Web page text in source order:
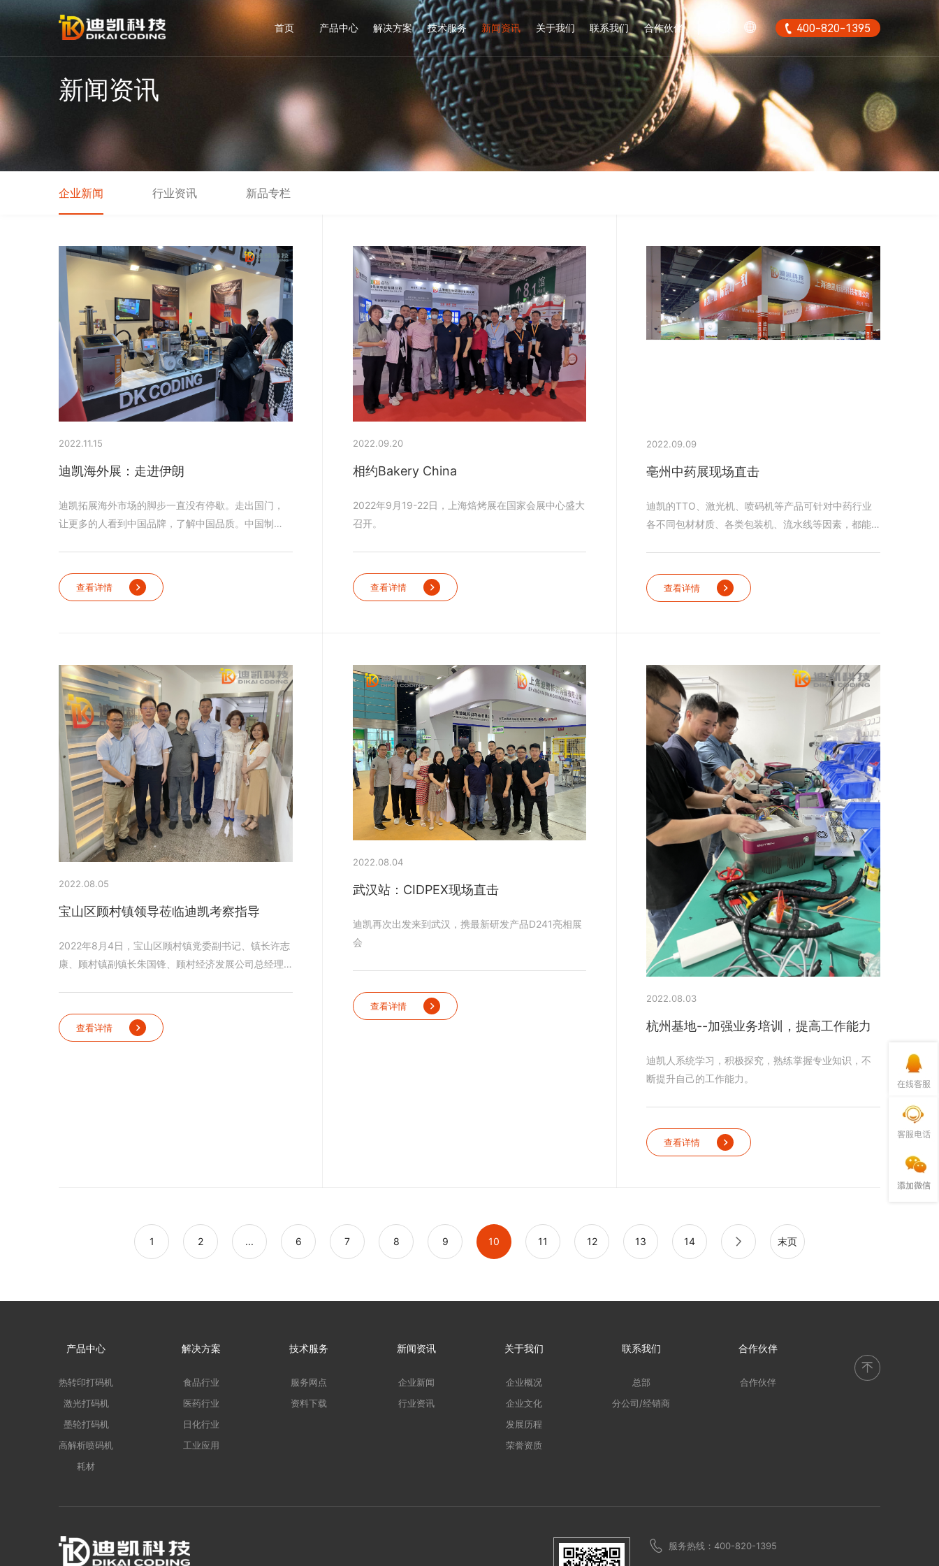
首页 产品中心 解决方案 技术服务 新闻资讯 关于我们 联系我们 合作伙伴 400-820-1395
新闻资讯
企业新闻 行业资讯 新品专栏
2022.11.15
迪凯海外展：走进伊朗
迪凯拓展海外市场的脚步一直没有停歇。走出国门，
让更多的人看到中国品牌，了解中国品质。中国制
查看详情
2022.09.20
相约Bakery China
2022年9月19-22日，上海焙烤展在国家会展中心盛大
召开。
查看详情
2022.09.09
亳州中药展现场直击
迪凯的TTO、激光机、喷码机等产品可针对中药行业
各不同包材材质、各类包装机、流水线等因素，都能
查看详情
2022.08.05
宝山区顾村镇领导莅临迪凯考察指导
2022年8月4日，宝山区顾村镇党委副书记、镇长许志
康、顾村镇副镇长朱国锋、顾村经济发展公司总经理
凰率团队隆重接待。
查看详情
2022.08.04
武汉站：CIDPEX现场直击
迪凯再次出发来到武汉，携最新研发产品D241亮相展
会
查看详情
2022.08.03
杭州基地--加强业务培训，提高工作能力
迪凯人系统学习，积极探究，熟练掌握专业知识，不
断提升自己的工作能力。
查看详情
1 2 ... 6 7 8 9 10 11 12 13 14 末页
产品中心
热转印打码机
激光打码机
墨轮打码机
高解析喷码机
耗材
解决方案
食品行业
医药行业
日化行业
工业应用
技术服务
服务网点
资料下载
新闻资讯
企业新闻
行业资讯
关于我们
企业概况
企业文化
发展历程
荣誉资质
联系我们
总部
分公司/经销商
合作伙伴
合作伙伴
服务热线：400-820-1395